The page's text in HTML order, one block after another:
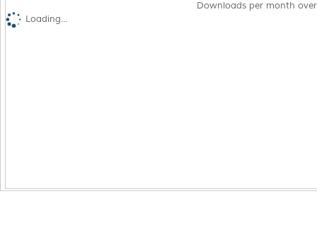
Downloads per month
Loading...